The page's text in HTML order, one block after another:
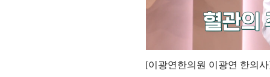
[이광연한의원 이광연 한의사